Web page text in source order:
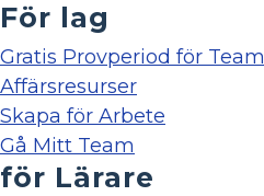
För lag
Gratis Provperiod för Team
Affärsresurser
Skapa för Arbete
Gå Mitt Team
för Lärare